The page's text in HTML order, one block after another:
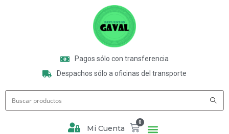
Pagos sólo con transferencia
Despachos sólo a oficinas del transporte
Mi Cuenta
0